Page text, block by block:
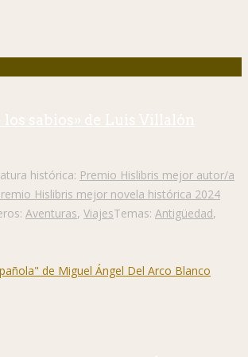
los sabios» de Luis Villalón
histórica: Premio Hislibris mejor autor/a
Hislibris mejor novela histórica 2024
Aventuras, ViajesTemas: Antigüedad,